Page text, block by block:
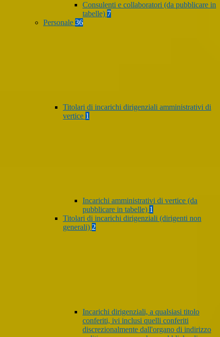
Consulenti e collaboratori (da pubblicare in
tabelle) 7
Personale 36
Titolari di incarichi dirigenziali amministrativi di
vertice 1
Incarichi amministrativi di vertice (da
pubblicare in tabelle) 1
Titolari di incarichi dirigenziali (dirigenti non
generali) 2
Incarichi dirigenziali, a qualsiasi titolo
conferiti, ivi inclusi quelli conferiti
discrezionalmente dall'organo di indirizzo